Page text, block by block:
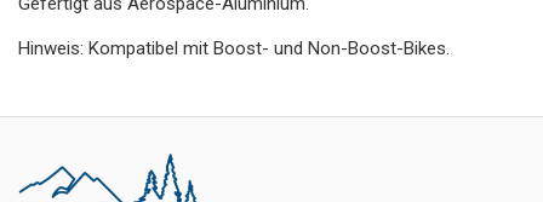
Hinweis: Kompatibel mit Boost- und Non-Boost-Bikes.